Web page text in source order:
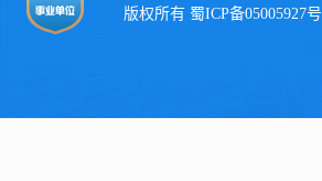
版权所有 蜀ICP备05005927号